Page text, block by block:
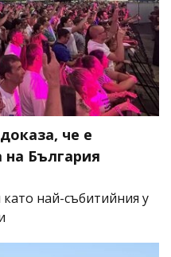
че е
на България
най-събитийния у